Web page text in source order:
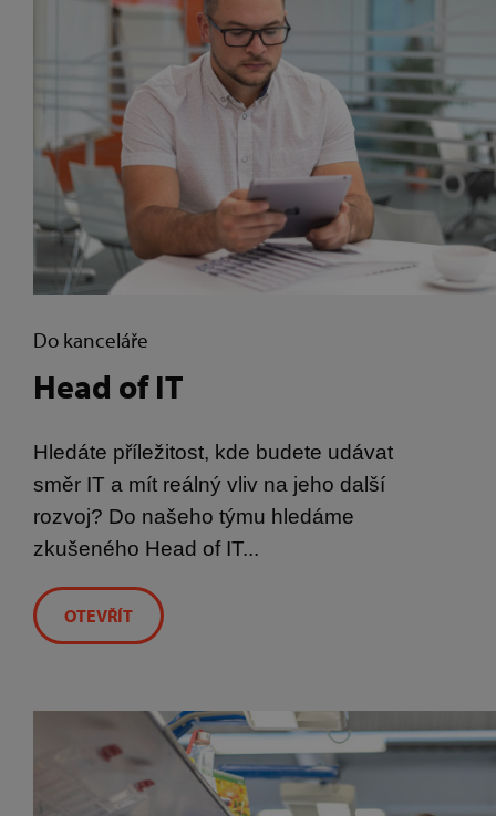
Do kanceláře
Head of IT
Hledáte příležitost, kde budete udávat
směr IT a mít reálný vliv na jeho další
rozvoj? Do našeho týmu hledáme
zkušeného Head of IT...
OTEVŘÍT